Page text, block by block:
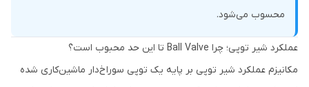
محسوب می‌شود.
عملکرد شیر توپی؛ چرا Ball Valve تا این حد محبوب است؟
مکانیزم عملکرد شیر توپی بر پایه یک توپی سوراخ‌دار ماشین‌کاری شده